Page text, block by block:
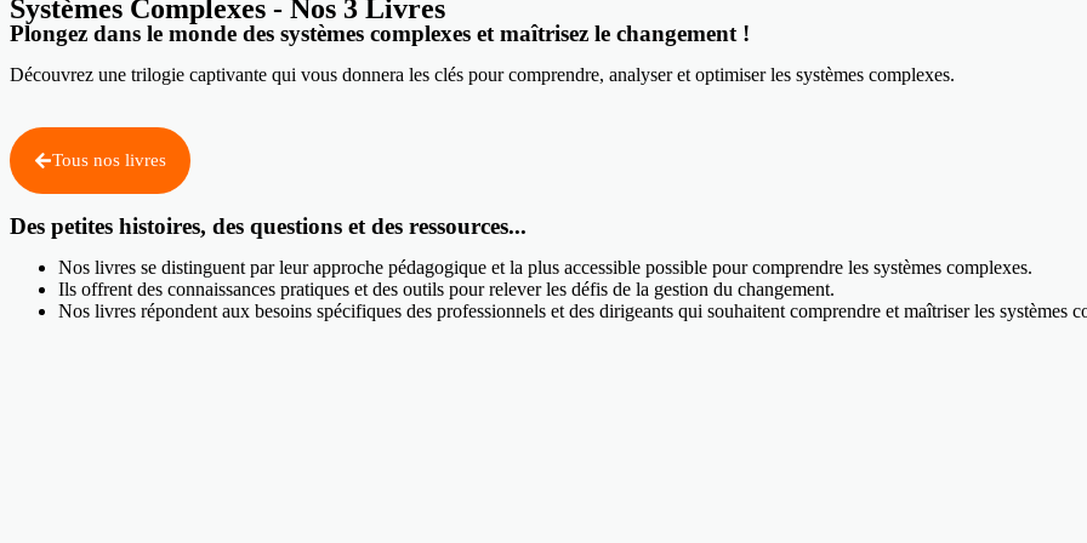
Systèmes Complexes - Nos 3 Livres
Plongez dans le monde des systèmes complexes et maîtrisez le changement !
Découvrez une trilogie captivante qui vous donnera les clés pour comprendre, analyser et optimiser les systèmes complexes.
Tous nos livres
Des petites histoires, des questions et des ressources...
Nos livres se distinguent par leur approche pédagogique et la plus accessible possible pour comprendre les systèmes complexes.
Ils offrent des connaissances pratiques et des outils pour relever les défis de la gestion du changement.
Nos livres répondent aux besoins spécifiques des professionnels et des dirigeants qui souhaitent comprendre et maîtriser les systèmes